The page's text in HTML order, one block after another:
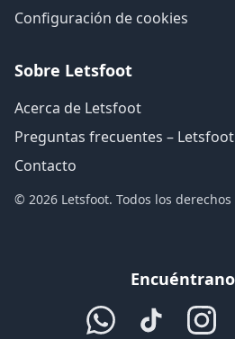
Configuración de cookies
Sobre Letsfoot
Acerca de Letsfoot
Preguntas frecuentes – Letsfoot
Contacto
© 2026 Letsfoot. Todos los